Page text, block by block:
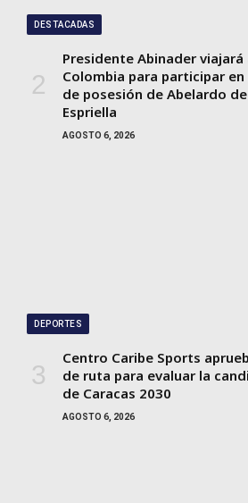
DESTACADAS
Presidente Abinader viajará
Colombia para participar
de posesión de Abelardo
Espriella
AGOSTO 6, 2026
DEPORTES
Centro Caribe Sports
de ruta para evaluar la
de Caracas 2030
AGOSTO 6, 2026